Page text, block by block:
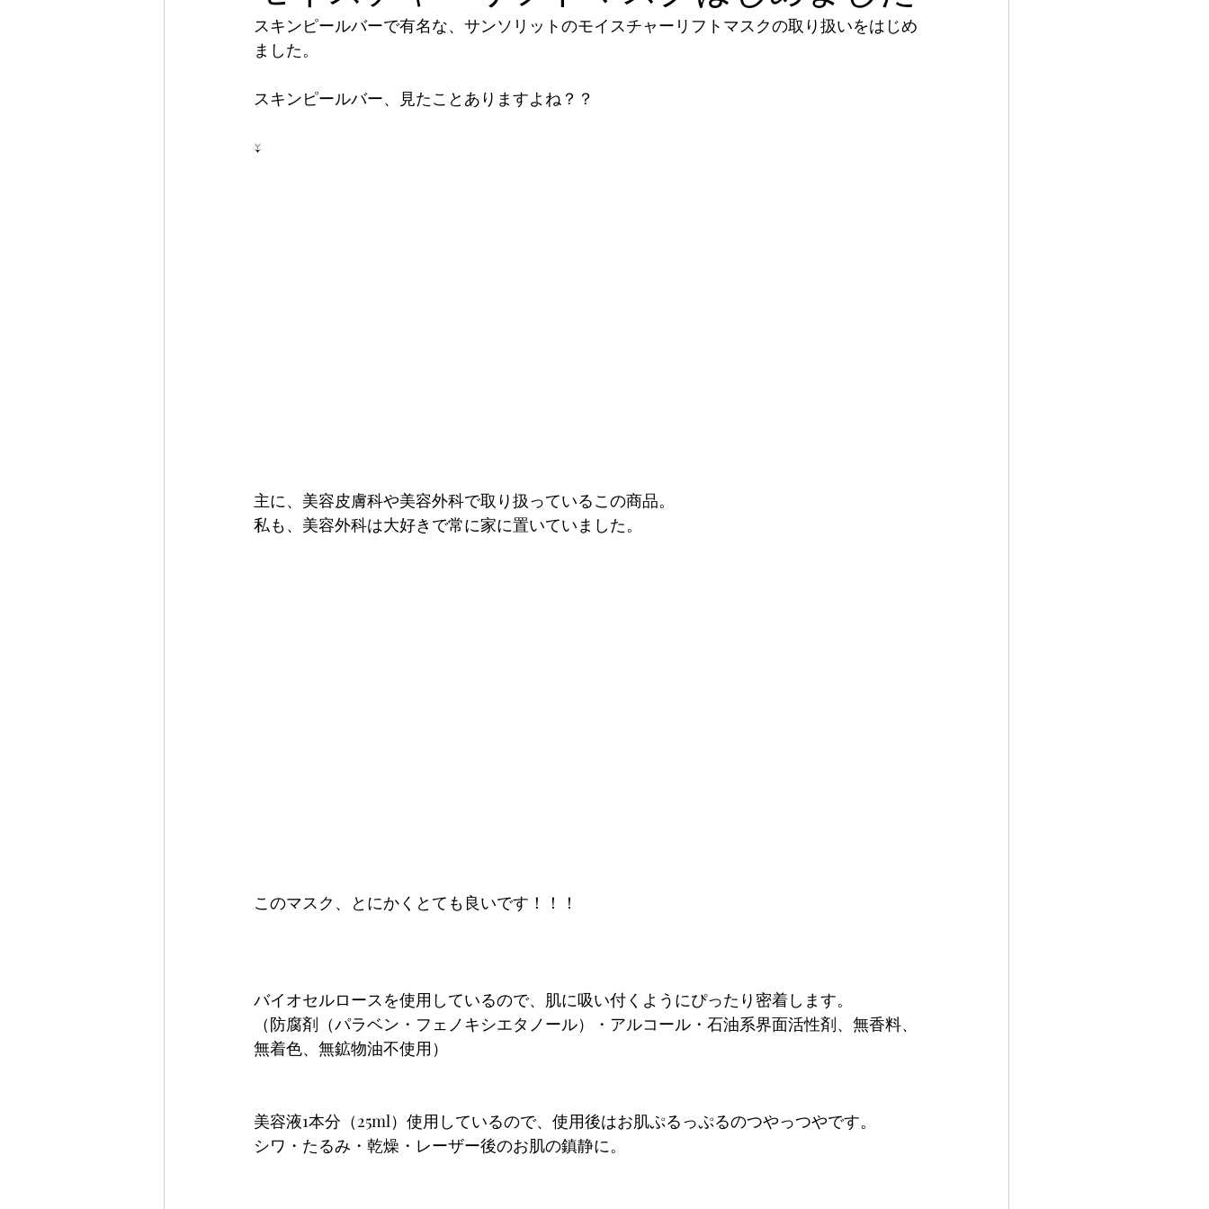
スキンピールバーで有名な、サンソリットのモイスチャーリフトマスクの取り扱いをはじめ
ました。
スキンピールバー、見たことありますよね？？
↓
主に、美容皮膚科や美容外科で取り扱っているこの商品。
私も、美容外科は大好きで常に家に置いていました。
このマスク、とにかくとても良いです！！！
バイオセルロースを使用しているので、肌に吸い付くようにぴったり密着します。
（防腐剤（パラベン・フェノキシエタノール）・アルコール・石油系界面活性剤、無香料、
無着色、無鉱物油不使用）
美容液1本分（25ml）使用しているので、使用後はお肌ぷるっぷるのつやっつやです。
シワ・たるみ・乾燥・レーザー後のお肌の鎮静に。